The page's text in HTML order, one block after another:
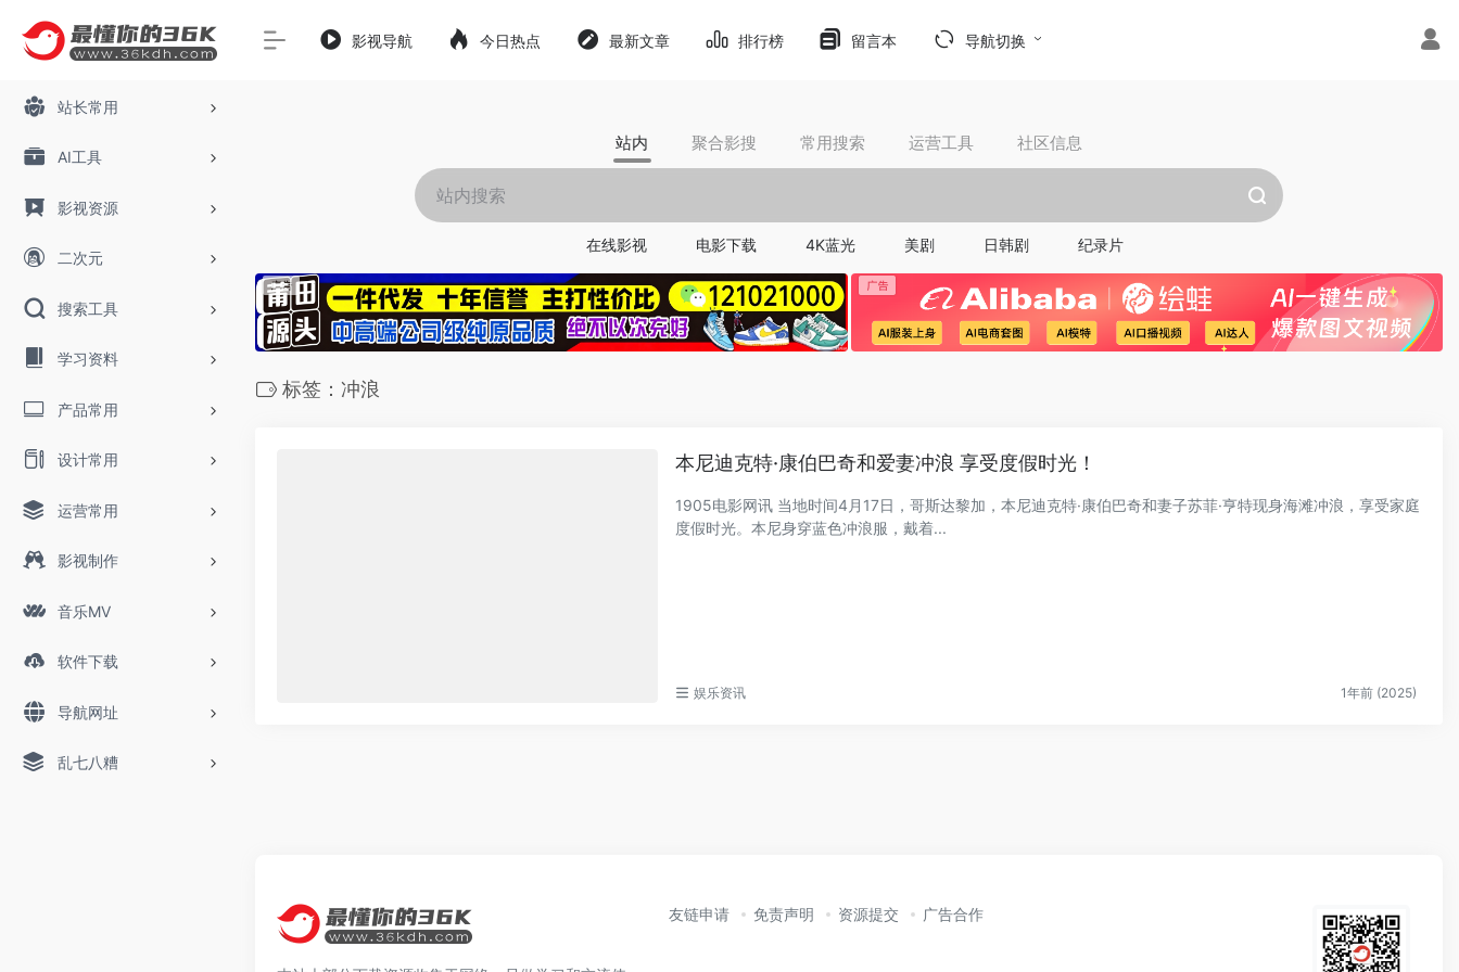
站长常用
AI工具
影视资源
二次元
搜索工具
学习资料
产品常用
设计常用
运营常用
影视制作
音乐MV
软件下载
导航网址
乱七八糟
影视导航 今日热点 最新文章 排行榜 留言本 导航切换
站内 聚合影搜 常用搜索 运营工具 社区信息
在线影视 电影下载 4K蓝光 美剧 日韩剧 纪录片
标签：冲浪
本尼迪克特·康伯巴奇和爱妻冲浪 享受度假时光！
1905电影网讯 当地时间4月17日，哥斯达黎加，本尼迪克特·康伯巴奇和妻子苏菲·亨特现身海滩冲浪，享受家庭
度假时光。本尼身穿蓝色冲浪服，戴着...
娱乐资讯 1年前 (2025)
友链申请 免责声明 资源提交 广告合作